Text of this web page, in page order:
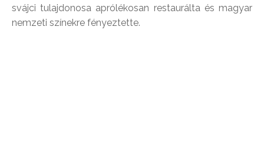
svájci tulajdonosa aprólékosan restaurálta és magyar
nemzeti színekre fényeztette.